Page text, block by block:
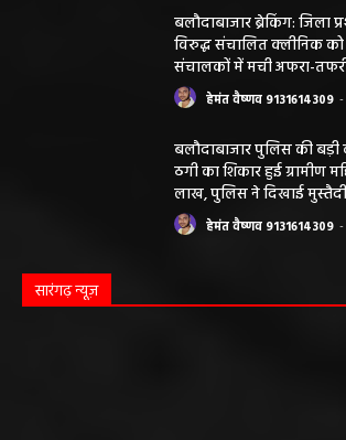
बलौदाबाजार ब्रेकिंग: जिला
विरुद्ध संचालित क्लीनिक
संचालकों में मची अफरा-
हेमंत वैष्णव 9131614309 -
बलौदाबाजार पुलिस की बड़ी
ठगी का शिकार हुई ग्रामीण
लाख, पुलिस ने दिखाई मुस्तैदी
हेमंत वैष्णव 9131614309 -
सारंगढ़ न्यूज़